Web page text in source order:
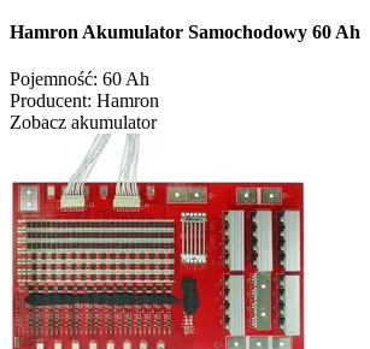
Hamron Akumulator Samochodowy 60 Ah
Pojemność: 60 Ah
Producent: Hamron
Zobacz akumulator